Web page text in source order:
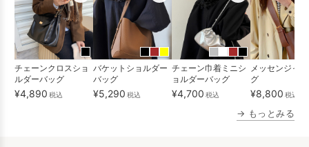
チェーンクロスショ
ルダーバッグ
¥4,890 税込
バケットショルダー
バッグ
¥5,290 税込
チェーン巾着ミニシ
ョルダーバッグ
¥4,700 税込
メッセンジャ
グ
¥8,800 税込
→ もっとみる